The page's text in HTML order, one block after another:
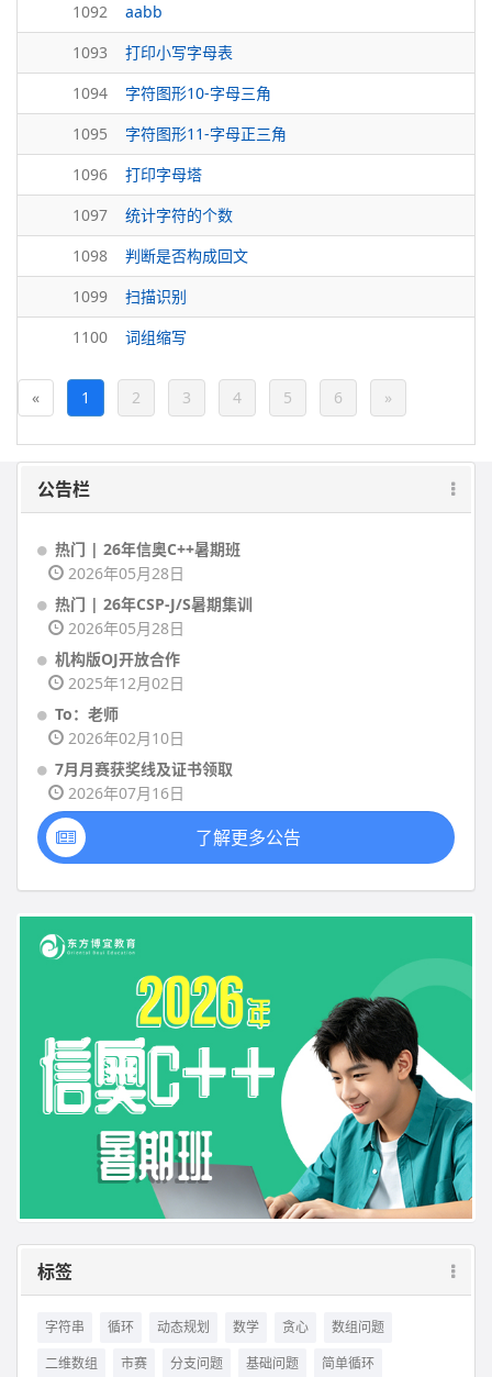
1092
aabb
1093
打印小写字母表
1094
字符图形10-字母三角
1095
字符图形11-字母正三角
1096
打印字母塔
1097
统计字符的个数
1098
判断是否构成回文
1099
扫描识别
1100
词组缩写
« 1 2 3 4 5 6 »
公告栏
热门 | 26年信奥C++暑期班
2026年05月28日
热门 | 26年CSP-J/S暑期集训
2026年05月28日
机构版OJ开放合作
2025年12月02日
To：老师
2026年02月10日
7月月赛获奖线及证书领取
2026年07月16日
了解更多公告
标签
字符串 循环 动态规划 数学 贪心
数组问题
二维数组
市赛 分支问题 基础问题 简单循环